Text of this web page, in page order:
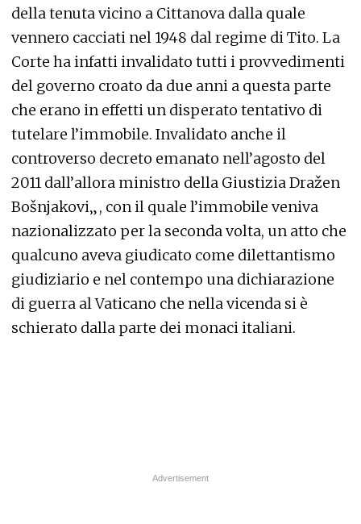
della tenuta vicino a Cittanova dalla quale
vennero cacciati nel 1948 dal regime di Tito. La
Corte ha infatti invalidato tutti i provvedimenti
del governo croato da due anni a questa parte
che erano in effetti un disperato tentativo di
tutelare l’immobile. Invalidato anche il
controverso decreto emanato nell’agosto del
2011 dall’allora ministro della Giustizia Dražen
Bošnjakovi„, con il quale l’immobile veniva
nazionalizzato per la seconda volta, un atto che
qualcuno aveva giudicato come dilettantismo
giudiziario e nel contempo una dichiarazione
di guerra al Vaticano che nella vicenda si è
schierato dalla parte dei monaci italiani.